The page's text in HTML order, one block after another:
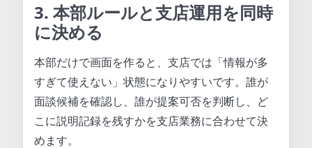
3. 本部ルールと支店運用を同時
に決める
本部だけで画面を作ると、支店では「情報が多
すぎて使えない」状態になりやすいです。誰が
面談候補を確認し、誰が提案可否を判断し、ど
こに説明記録を残すかを支店業務に合わせて決
めます。